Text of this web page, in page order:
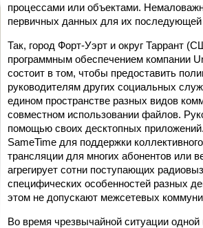
процессами или объектами.
первичных данных для их последующей
Так, город Форт-Уэрт и округ Таррант
программным обеспечением компании
состоит в том, чтобы предоставить
руководителям других социальных
едином пространстве разных видов
совместном использовании файлов.
помощью своих десктопных
SameTime для поддержки
трансляции для многих абонентов или
агрегирует сотни поступающих
специфических особенностей разных
этом не допускают межсетевых
Во время чрезвычайной ситуации